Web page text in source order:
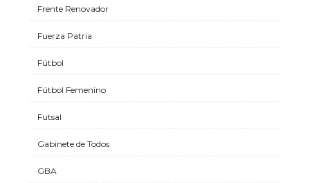
Frente Renovador
Fuerza Patria
Fútbol
Fútbol Femenino
Futsal
Gabinete de Todos
GBA